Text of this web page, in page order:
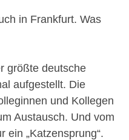
in Frankfurt. Was
größte deutsche
aufgestellt. Die
und Kollegen
Austausch. Und vom
ein „Katzensprung“.